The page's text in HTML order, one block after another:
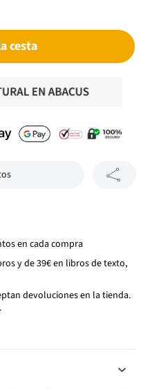
cesta
en cada compra
y de 39€ en libros de texto,
devoluciones en la tienda.